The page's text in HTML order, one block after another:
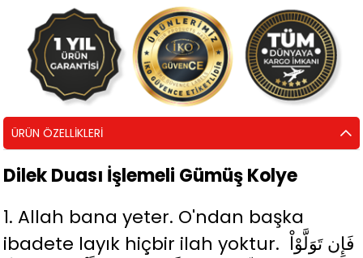
ÜRÜN ÖZELLIKLERI
Dilek Duası İşlemeli Gümüş Kolye
1. Allah bana yeter. O'ndan başka
ibadete layık hiçbir ilah yoktur. فَإِن تَوَلَّوْاْ